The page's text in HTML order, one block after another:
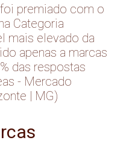
premiado com o
Categoria
mais elevado da
apenas a marcas
das respostas
- Mercado
| MG)